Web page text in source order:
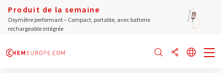
Produit de la semaine
Oxymètre performant – Compact, portable, avec batterie
rechargeable intégrée